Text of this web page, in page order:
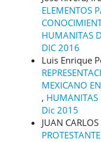
ELEMENTOS
HUMANITAS
DIC 2016
Luis Enrique
MEXICANO
,
Dic 2015
JUAN